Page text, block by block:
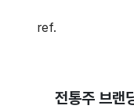
ref.
전통주 브랜